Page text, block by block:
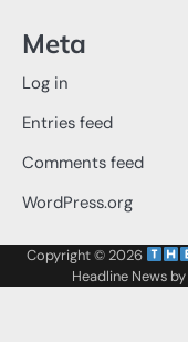
Meta
Log in
Entries feed
Comments feed
WordPress.org
Copyright © 2026
Headline News by